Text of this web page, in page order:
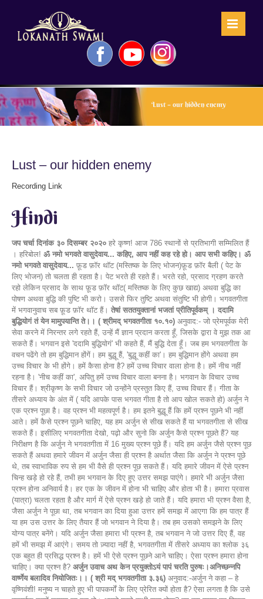
FacebookYouTubeInstagram
Lust – our hidden enemy
Lust – our hidden enemy
Recording Link
Hindi
जप चर्चा दिनांक ३० दिसम्बर २०२० हरे कृष्ण! आज 786 स्थानों से प्रतिभागी सम्मिलित हैं
। हरिबोल! ॐ नमो भगवते वासुदेवाय... कहिए, आप नहीं कह रहे हो। आप सभी कहिए। ॐ
नमो भगवते वासुदेवाय... फ़ूड फ़ॉर थॉट (मस्तिष्क के लिए भोजन)फ़ूड फ़ॉर बैली ( पेट के
लिए भोजन) तो चलता ही रहता है। पेट भरते ही रहते हैं। भरते रहो, प्रसाद ग्रहण करते
रहो लेकिन प्रसाद के साथ फ़ूड फ़ॉर थॉट( मस्तिष्क के लिए कुछ खाद्य) अथवा बुद्धि का
पोषण अथवा बुद्धि की पुष्टि भी करो। उससे फिर तुष्टि अथवा संतुष्टि भी होगी। भगवतगीता
में भगवानुवाच सब फ़ूड फ़ॉर थॉट हैं। तेषां सततयुक्तानां भजतां प्रीतिपूर्वकम् । ददामि
बुद्धियोगं तं येन मामुपयान्ति ते।। ( श्रीमद् भगवतगीता १०.१०) अनुवाद:- जो प्रेमपूर्वक मेरी
सेवा करने में निरन्तर लगे रहते हैं, उन्हें मैं ज्ञान प्रदान करता हूँ, जिसके द्वारा वे मुझ तक आ
सकते हैं। भगवान इसे 'ददामि बुद्धियोगं' भी कहते हैं, मैं बुद्धि देता हूँ। जब हम भगवतगीता के
वचन पढेंगे तो हम बुद्धिमान होंगें। हम बुद्धू हैं, 'बुद्धू कहीं का'। हम बुद्धिमान होंगे अथवा हम
उच्च विचार के भी होंगे। हमें कैसा होना है? हमें उच्च विचार वाला होना है। हमें नीच नहीं
रहना है। 'नीच कहीं का', अपितु हमें उच्च विचार वाला बनना है। भगवान के विचार उच्च
विचार हैं। श्रीकृष्ण के सभी विचार जो उन्होंने प्रस्तुत किए हैं, उच्च विचार हैं। गीता के
तीसरे अध्याय के अंत में ( यदि आपके पास भगवत गीता है तो आप खोल सकते हो) अर्जुन ने
एक प्रश्न पूछा है। वह प्रश्न भी महत्वपूर्ण है। हम इतने बुद्धू हैं कि हमें प्रश्न पूछने भी नहीं
आते। हमें कैसे प्रश्न पूछने चाहिए, यह हम अर्जुन से सीख सकते हैं या भगवतगीता से सीख
सकते हैं। इसीलिए भगवतगीता देखो, पढ़ो और सुनो कि अर्जुन कैसे प्रश्न पूछते हैं? यह
निरीक्षण है कि अर्जुन ने भगवतगीता में 16 मुख्य प्रश्न पूछे हैं। यदि हम अर्जुन जैसे प्रश्न पूछ
सकते हैं अथवा हमारे जीवन में अर्जुन जैसा ही प्रश्न है अर्थात जैसा कि अर्जुन ने प्रश्न पूछे
थे, तब स्वाभाविक रुप से हम भी वैसे ही प्रश्न पूछ सकते हैं। यदि हमारे जीवन में ऐसे प्रश्न
चिन्ह खड़े हो रहे हैं, तभी हम भगवान के दिए हुए उत्तर समझ पाएंगे। हमारे भी अर्जुन जैसा
प्रश्न होना अनिवार्य है। हर एक के जीवन में होना भी चाहिए और होता भी है। हमारा प्रवास
(यात्रा) चलता रहता है और मार्ग में ऐसे प्रश्न खड़े हो जाते हैं। यदि हमारा भी प्रश्न वैसा है,
जैसा अर्जुन ने पूछा था, तब भगवान का दिया हुआ उत्तर हमें समझ में आएगा कि हम पात्र हैं
या हम उस उत्तर के लिए तैयार हैं जो भगवान ने दिया है। तब हम उसको समझने के लिए
योग्य पात्र बनेंगे। यदि अर्जुन जैसा हमारा भी प्रश्न है, तब भगवान ने जो उत्तर दिए हैं, वह
हमें भी समझ में आएंगे। समय तो ज़्यादा नहीं है, भगवतगीता में तीसरे अध्याय का श्लोक ३६
एक बहुत ही प्रसिद्ध प्रश्न है। हमें भी ऐसे प्रश्न पूछने आने चाहिए। ऐसा प्रश्न हमारा होना
चाहिए। क्या प्रश्न है? अर्जुन उवाच अथ केन प्रयुक्तोऽयं पापं चरति पुरुषः।अनिच्छन्नपि
वार्ष्णेय बलादिव नियोजितः।। ( श्री मद् भगवतगीता ३.३६) अनुवाद:-अर्जुन ने कहा – हे
वृष्णिवंशी! मनुष्य न चाहते हुए भी पापकर्मों के लिए प्रेरित क्यों होता है? ऐसा लगता है कि उसे